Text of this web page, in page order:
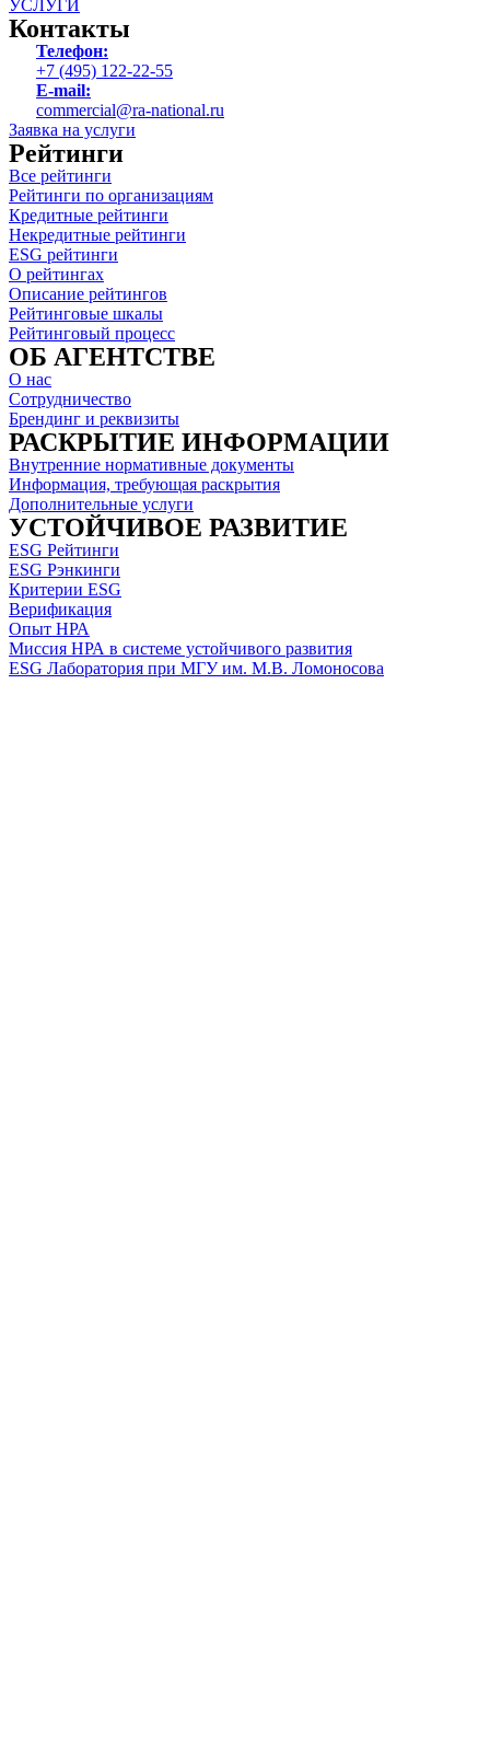
УСЛУГИ
Контакты
Телефон:
+7 (495) 122-22-55
E-mail:
commercial@ra-national.ru
Заявка на услуги
Рейтинги
Все рейтинги
Рейтинги по организациям
Кредитные рейтинги
Некредитные рейтинги
ESG рейтинги
О рейтингах
Описание рейтингов
Рейтинговые шкалы
Рейтинговый процесс
ОБ АГЕНТСТВЕ
О нас
Сотрудничество
Брендинг и реквизиты
РАСКРЫТИЕ ИНФОРМАЦИИ
Внутренние нормативные документы
Информация, требующая раскрытия
Дополнительные услуги
УСТОЙЧИВОЕ РАЗВИТИЕ
ESG Рейтинги
ESG Рэнкинги
Критерии ESG
Верификация
Опыт НРА
Миссия НРА в системе устойчивого развития
ESG Лаборатория при МГУ им. М.В. Ломоносова